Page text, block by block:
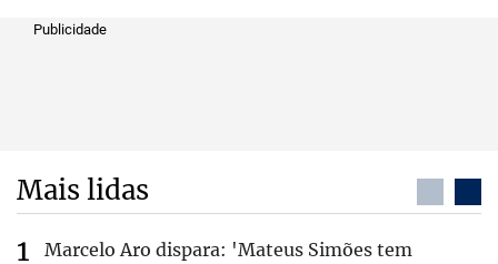
Publicidade
Mais lidas
Marcelo Aro dispara: 'Mateus Simões tem